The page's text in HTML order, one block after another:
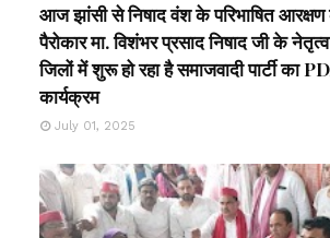
आज झांसी से निषाद वंश के परिभाषित
पैरोकार मा. विशंभर प्रसाद निषाद जी के
जिलों में शुरू हो रहा है समाजवादी पार्टी का
कार्यक्रम
July 01, 2025